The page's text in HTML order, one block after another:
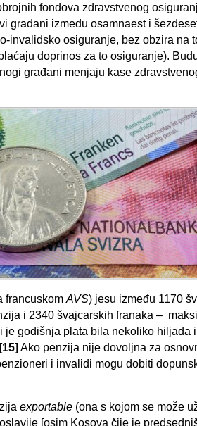
fondova zdravstvenog
građani između osamnaest i
invalidsko osiguranje, bez obzira na
doprinos za to osiguranje).
građani menjaju kase
francuskom AVS) jesu između 1170
i 2340 švajcarskih franaka –
je godišnja plata bila nekoliko hiljada
Ako penzija nije dovoljna za
i invalidi mogu dobiti
exportable (ona s kojom se može
[osim Kosova čije je